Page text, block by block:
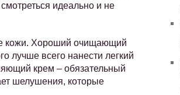
идеально и не
кожи. Хороший очищающий
лучше всего нанести легкий
крем – обязательный
шелушения, которые